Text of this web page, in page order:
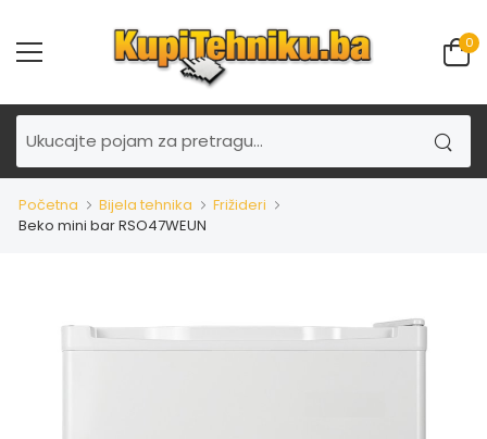
0
Početna Bijela tehnika
Frižideri
Beko mini bar RSO47WEUN